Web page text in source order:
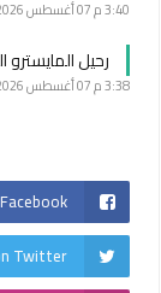
3:40 م 07 أغسطس 2026
رحيل المايسترو
3:38 م 07 أغسطس 2026
Twitter